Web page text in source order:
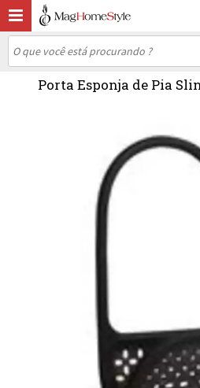
Porta Esponja de Pia